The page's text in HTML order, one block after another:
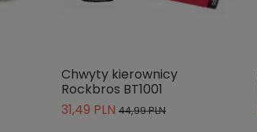
Chwyty kierownicy
Rockbros BT1001
31,49 PLN 44,99 PLN